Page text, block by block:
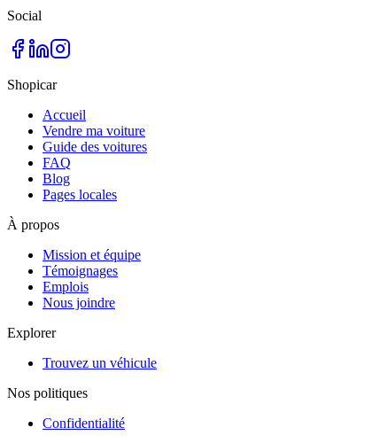
Social
Shopicar
Accueil
Vendre ma voiture
Guide des voitures
FAQ
Blog
Pages locales
À propos
Mission et équipe
Témoignages
Emplois
Nous joindre
Explorer
Trouvez un véhicule
Nos politiques
Confidentialité